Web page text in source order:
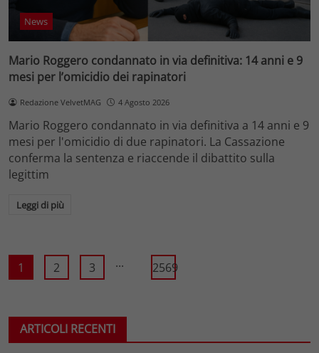
News
Mario Roggero condannato in via definitiva: 14 anni e 9
mesi per l’omicidio dei rapinatori
Redazione VelvetMAG 4 Agosto 2026
Mario Roggero condannato in via definitiva a 14 anni e 9
mesi per l'omicidio di due rapinatori. La Cassazione
conferma la sentenza e riaccende il dibattito sulla
legittim
Leggi di più
1 2 3 ... 2569
ARTICOLI RECENTI